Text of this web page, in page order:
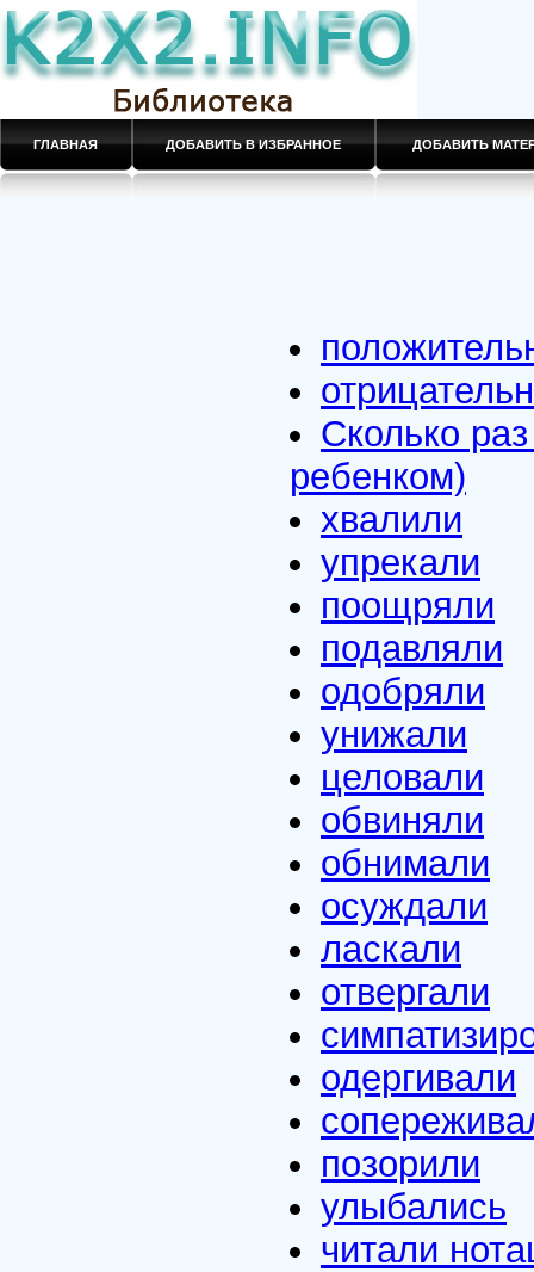
ГЛАВНАЯ ДОБАВИТЬ В ИЗБРАННОЕ ДОБАВИТЬ
Сколько
ребенком)
хвалили
упрекали
поощряли
подавляли
одобряли
унижали
целовали
обвиняли
обнимали
осуждали
ласкали
отвергали
одергивали
позорили
улыбались
читали